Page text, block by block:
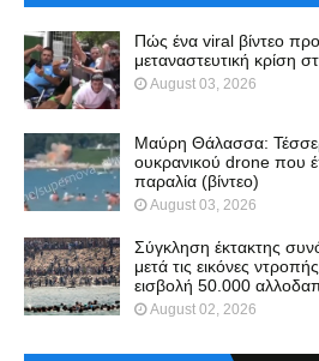
Πώς ένα viral βίντεο
μεταναστευτική κρίση
August 03, 2026
Μαύρη Θάλασσα:
ουκρανικού drone που
παραλία (βίντεο)
August 03, 2026
Σύγκληση έκτακτης
μετά τις εικόνες
εισβολή 50.000
August 02, 2026